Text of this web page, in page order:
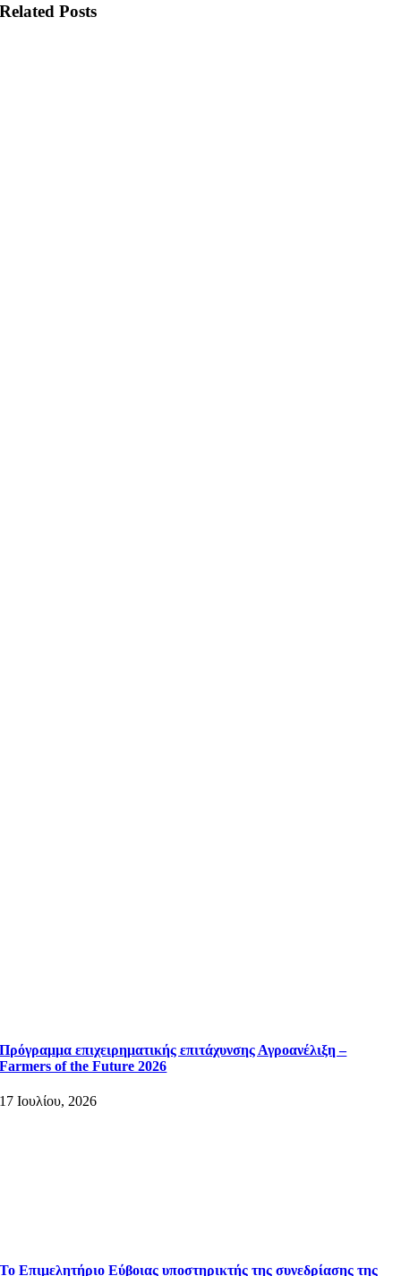
Related Posts
Πρόγραμμα επιχειρηματικής επιτάχυνσης Αγροανέλιξη –
Farmers of the Future 2026
17 Ιουλίου, 2026
Το Επιμελητήριο Εύβοιας υποστηρικτής της συνεδρίασης της